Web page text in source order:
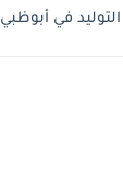
في أبوظبي